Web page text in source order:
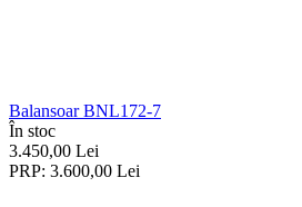
Balansoar BNL172-7
În stoc
3.450,00 Lei
PRP: 3.600,00 Lei